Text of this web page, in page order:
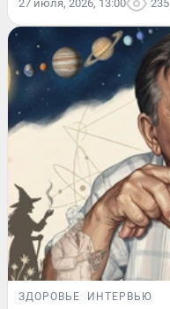
27 июля, 2026, 13:00 235
ЗДОРОВЬЕ ИНТЕРВЬЮ